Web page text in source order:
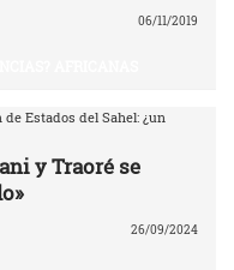
06/11/2019
Estados del Sahel: ¿un
y Traoré se
26/09/2024